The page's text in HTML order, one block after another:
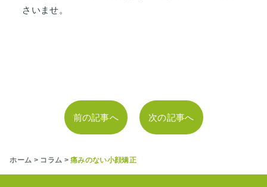
さいませ。
前の記事へ 次の記事へ
ホーム > コラム >痛みのない小顔矯正